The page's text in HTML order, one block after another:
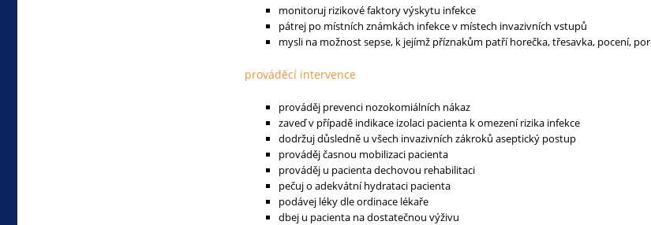
monitoruj rizikové faktory výskytu infekce
pátrej po místních známkách infekce v místech invazivních vstupů
mysli na možnost sepse, k jejímž příznakům patří horečka, třesavka, pocení,
prováděcí intervence
prováděj prevenci nozokomiálních nákaz
zaveď v případě indikace izolaci pacienta k omezení rizika infekce
dodržuj důsledně u všech invazivních zákroků aseptický postup
prováděj časnou mobilizaci pacienta
prováděj u pacienta dechovou rehabilitaci
pečuj o adekvátní hydrataci pacienta
podávej léky dle ordinace lékaře
dbej u pacienta na dostatečnou výživu